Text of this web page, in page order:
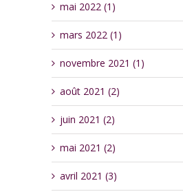
mai 2022 (1)
mars 2022 (1)
novembre 2021 (1)
août 2021 (2)
juin 2021 (2)
mai 2021 (2)
avril 2021 (3)